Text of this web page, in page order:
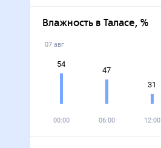
Влажность в Таласе, %
07 авг
54
00:00
47
06:00
31
12:00